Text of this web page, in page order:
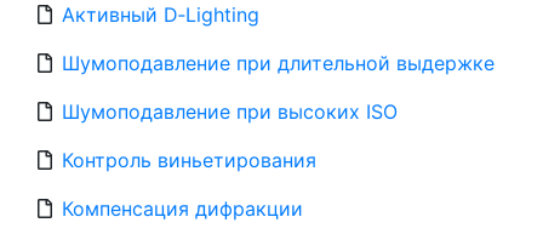
Активный D‑Lighting
Шумоподавление при длительной выдержке
Шумоподавление при высоких ISO
Контроль виньетирования
Компенсация дифракции